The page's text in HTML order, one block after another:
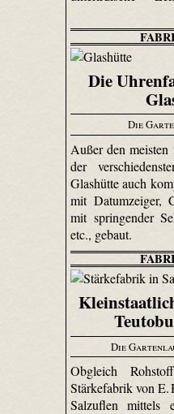
Die
Die
Außer den meisten
der
Glashütte auch
mit Datum­zeiger,
mit springender
etc., gebaut.
Die
Obgleich
Stärkefabrik von E.
Salzuflen mittels